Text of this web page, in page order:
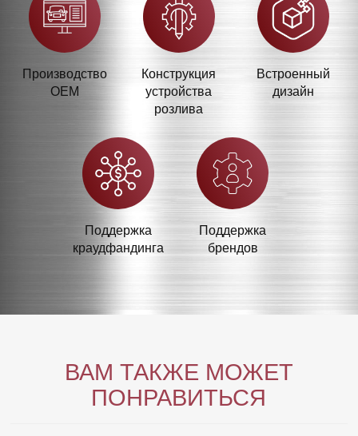
Производство
OEM
Конструкция
устройства
розлива
Встроенный
дизайн
Поддержка
краудфандинга
Поддержка
брендов
ВАМ ТАКЖЕ МОЖЕТ
ПОНРАВИТЬСЯ